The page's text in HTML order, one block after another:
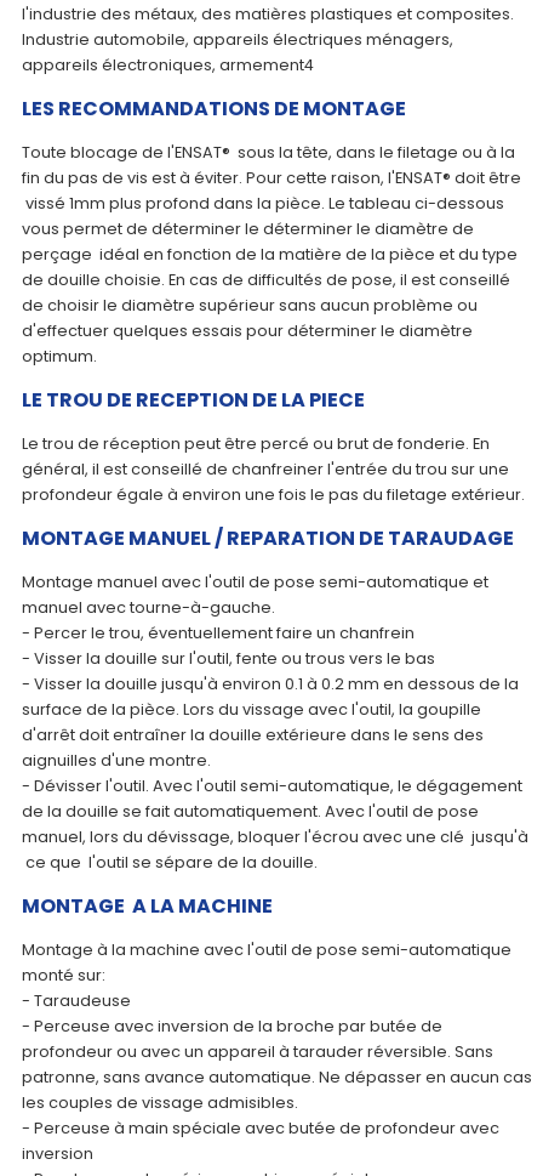
l'industrie des métaux, des matières plastiques et composites.
Industrie automobile, appareils électriques ménagers,
appareils électroniques, armement4
LES RECOMMANDATIONS DE MONTAGE
Toute blocage de l'ENSAT® sous la tête, dans le filetage ou à la
fin du pas de vis est à éviter. Pour cette raison, l'ENSAT® doit être
vissé 1mm plus profond dans la pièce. Le tableau ci-dessous
vous permet de déterminer le déterminer le diamètre de
perçage idéal en fonction de la matière de la pièce et du type
de douille choisie. En cas de difficultés de pose, il est conseillé
de choisir le diamètre supérieur sans aucun problème ou
d'effectuer quelques essais pour déterminer le diamètre
optimum.
LE TROU DE RECEPTION DE LA PIECE
Le trou de réception peut être percé ou brut de fonderie. En
général, il est conseillé de chanfreiner l'entrée du trou sur une
profondeur égale à environ une fois le pas du filetage extérieur.
MONTAGE MANUEL / REPARATION DE TARAUDAGE
Montage manuel avec l'outil de pose semi-automatique et
manuel avec tourne-à-gauche.
- Percer le trou, éventuellement faire un chanfrein
- Visser la douille sur l'outil, fente ou trous vers le bas
- Visser la douille jusqu'à environ 0.1 à 0.2 mm en dessous de la
surface de la pièce. Lors du vissage avec l'outil, la goupille
d'arrêt doit entraîner la douille extérieure dans le sens des
aignuilles d'une montre.
- Dévisser l'outil. Avec l'outil semi-automatique, le dégagement
de la douille se fait automatiquement. Avec l'outil de pose
manuel, lors du dévissage, bloquer l'écrou avec une clé jusqu'à
ce que l'outil se sépare de la douille.
MONTAGE A LA MACHINE
Montage à la machine avec l'outil de pose semi-automatique
monté sur:
- Taraudeuse
- Perceuse avec inversion de la broche par butée de
profondeur ou avec un appareil à tarauder réversible. Sans
patronne, sans avance automatique. Ne dépasser en aucun cas
les couples de vissage admisibles.
- Perceuse à main spéciale avec butée de profondeur avec
inversion